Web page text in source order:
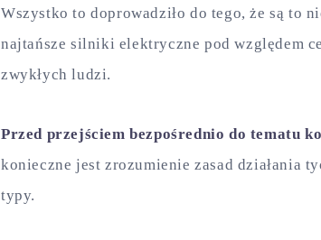
Wszystko to doprowadziło do tego, że są to
najtańsze silniki elektryczne pod względem
zwykłych ludzi.
Przed przejściem bezpośrednio do tematu
konieczne jest zrozumienie zasad działania
typy.